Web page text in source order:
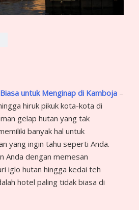
untuk Menginap di Kamboja –
hiruk pikuk kota-kota di
gelap hutan yang tak
banyak hal untuk
yang ingin tahu seperti Anda.
Anda dengan memesan
iglo hutan hingga kedai teh
hotel paling tidak biasa di